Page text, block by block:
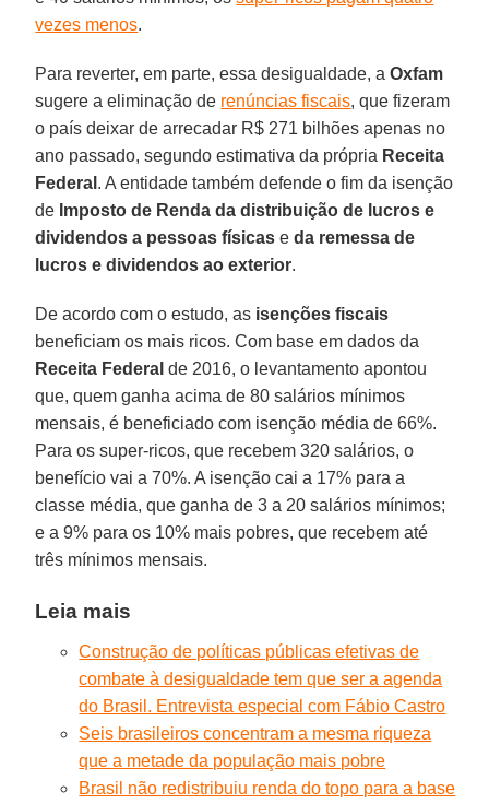
vezes menos.
Para reverter, em parte, essa desigualdade, aOxfam
sugere a eliminação de renúncias fiscais, que fizeram
o país deixar de arrecadar R$ 271 bilhões apenas no
ano passado, segundo estimativa da própria Receita
Federal . A entidade também defende o fim da isenção
de Imposto de Renda da distribuição de lucros e
dividendos a pessoas físicase da remessa de
lucros e dividendos ao exterior.
De acordo com o estudo, as isenções fiscais
beneficiam os mais ricos. Com base em dados da
Receita Federal de 2016, o levantamento apontou
que, quem ganha acima de 80 salários mínimos
mensais, é beneficiado com isenção média de 66%.
Para os super-ricos, que recebem 320 salários, o
benefício vai a 70%. A isenção cai a 17% para a
classe média, que ganha de 3 a 20 salários mínimos;
e a 9% para os 10% mais pobres, que recebem até
três mínimos mensais.
Leia mais
Construção de políticas públicas efetivas de
combate à desigualdade tem que ser a agenda
do Brasil. Entrevista especial com Fábio Castro
Seis brasileiros concentram a mesma riqueza
que a metade da população mais pobre
Brasil não redistribuiu renda do topo para a base